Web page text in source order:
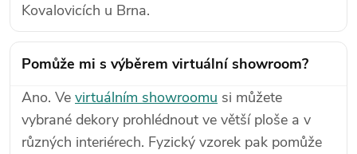
Kovalovicích u Brna.
Pomůže mi s výběrem virtuální showroom?
Ano. Ve virtuálním showroomu si můžete
vybrané dekory prohlédnout ve větší ploše a v
různých interiérech. Fyzický vzorek pak pomůže